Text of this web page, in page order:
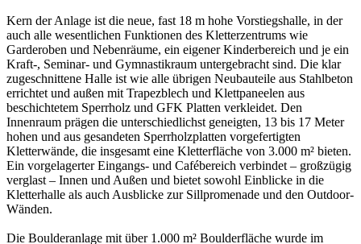
Kern der Anlage ist die neue, fast 18 m hohe Vorstiegshalle, in der
auch alle wesentlichen Funktionen des Kletterzentrums wie
Garderoben und Nebenräume, ein eigener Kinderbereich und je ein
Kraft-, Seminar- und Gymnastikraum untergebracht sind. Die klar
zugeschnittene Halle ist wie alle übrigen Neubauteile aus Stahlbeton
errichtet und außen mit Trapezblech und Klettpaneelen aus
beschichtetem Sperrholz und GFK Platten verkleidet. Den
Innenraum prägen die unterschiedlichst geneigten, 13 bis 17 Meter
hohen und aus gesandeten Sperrholzplatten vorgefertigten
Kletterwände, die insgesamt eine Kletterfläche von 3.000 m² bieten.
Ein vorgelagerter Eingangs- und Cafébereich verbindet – großzügig
verglast – Innen und Außen und bietet sowohl Einblicke in die
Kletterhalle als auch Ausblicke zur Sillpromenade und den Outdoor-
Wänden.
Die Boulderanlage mit über 1.000 m² Boulderfläche wurde im